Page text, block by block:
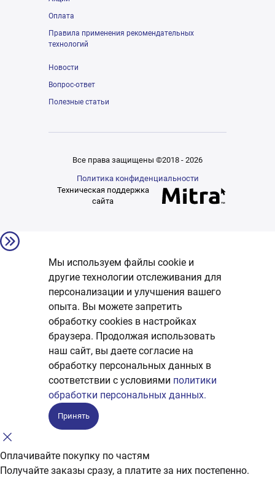
Оплата
Правила применения рекомендательных
технологий
Новости
Вопрос-ответ
Полезные статьи
Все права защищены ©2018 - 2026
Политика конфиденциальности
Техническая поддержка
сайта
Мы используем файлы cookie и
другие технологии отслеживания для
персонализации и улучшения вашего
опыта. Вы можете запретить
обработку сookies в настройках
браузера. Продолжая использовать
наш сайт, вы даете согласие на
обработку персональных данных в
соответствии с условиями политики
обработки персональных данных.
Принять
Оплачивайте покупку по частям
Получайте заказы сразу, а платите за них постепенно.